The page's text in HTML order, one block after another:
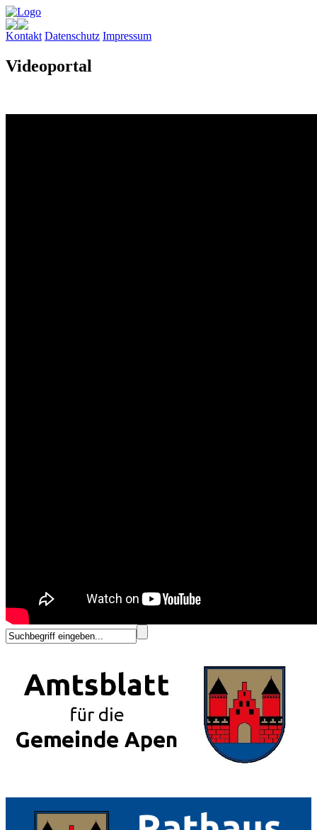
Kontakt Datenschutz Impressum
Videoportal